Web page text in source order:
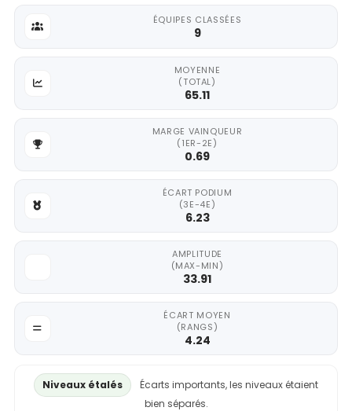
ÉQUIPES CLASSÉES
9
MOYENNE
(TOTAL)
65.11
MARGE VAINQUEUR
(1ER-2E)
0.69
ÉCART PODIUM
(3E-4E)
6.23
AMPLITUDE
(MAX-MIN)
33.91
ÉCART MOYEN
(RANGS)
4.24
Niveaux étalés
Écarts importants, les niveaux étaient
bien séparés.